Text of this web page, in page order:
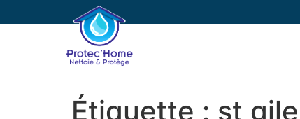
Étiquette : st